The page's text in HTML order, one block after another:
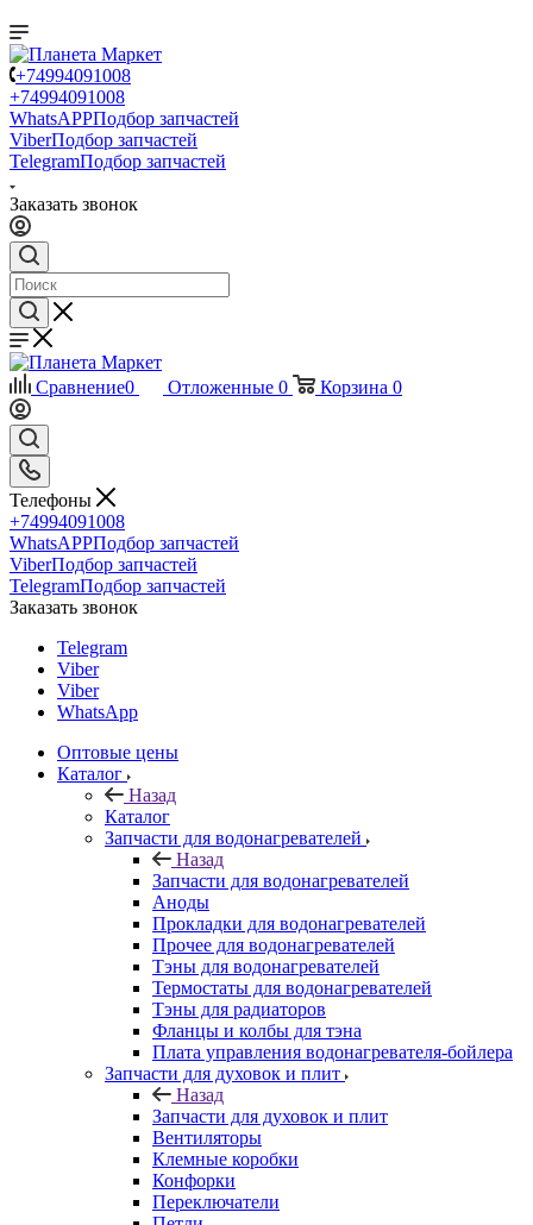
+74994091008
+74994091008
WhatsAPPПодбор запчастей
ViberПодбор запчастей
TelegramПодбор запчастей
Заказать звонок
Сравнение0 Отложенные 0 Корзина 0
Телефоны
+74994091008
WhatsAPPПодбор запчастей
ViberПодбор запчастей
TelegramПодбор запчастей
Заказать звонок
Telegram
Viber
Viber
WhatsApp
Оптовые цены
Каталог
Назад
Каталог
Запчасти для водонагревателей
Назад
Запчасти для водонагревателей
Аноды
Прокладки для водонагревателей
Прочее для водонагревателей
Тэны для водонагревателей
Термостаты для водонагревателей
Тэны для радиаторов
Фланцы и колбы для тэна
Плата управления водонагревателя-бойлера
Запчасти для духовок и плит
Назад
Запчасти для духовок и плит
Вентиляторы
Клемные коробки
Конфорки
Переключатели